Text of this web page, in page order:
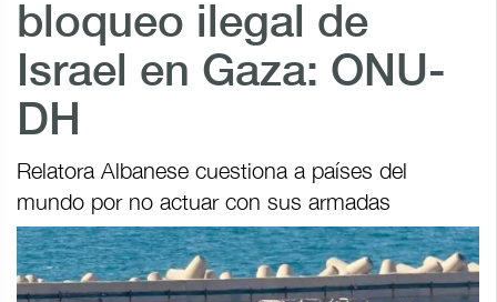
bloqueo ilegal de
Israel en Gaza: ONU-
DH
Relatora Albanese cuestiona a países del
mundo por no actuar con sus armadas